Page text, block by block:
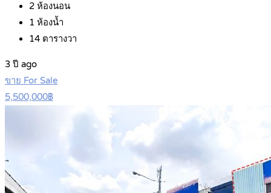
2 ห้องนอน
1 ห้องน้ำ
14 ตารางวา
3 ปี ago
ขาย For Sale
5,500,000฿